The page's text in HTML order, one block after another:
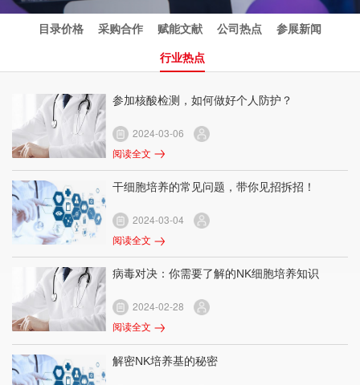
目录价格 采购合作 赋能文献 公司热点
参展新闻
行业热点
参加核酸检测，如何做好个人防护？
2024-03-06
阅读全文
干细胞培养的常见问题，带你见招拆招！
2024-03-04
阅读全文
病毒对决：你需要了解的NK细胞培养知识
2024-02-28
阅读全文
解密NK培养基的秘密